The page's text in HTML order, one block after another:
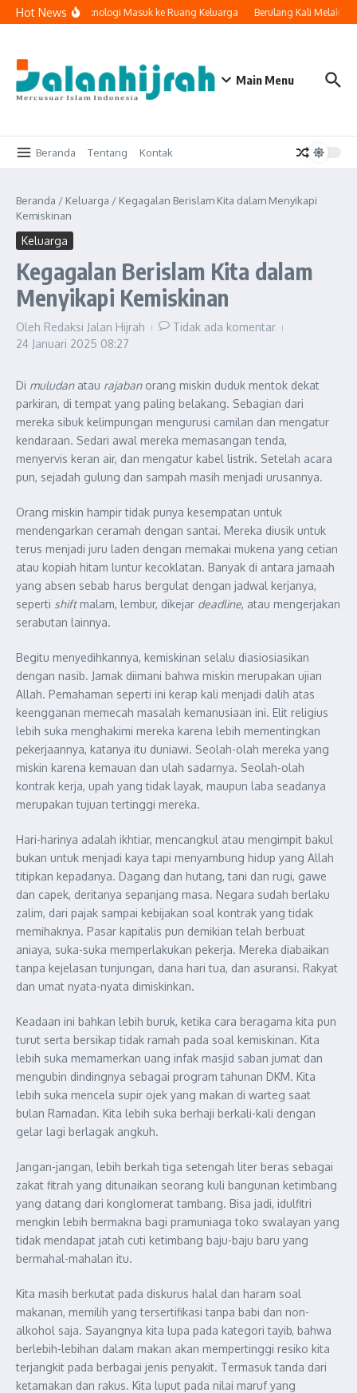
Lewati ke konten
Hot NewsKetika Teknologi Masuk ke Ruang Keluarga Berulang Kali
Main Menu
Beranda Tentang Kontak
Beranda / Keluarga / Kegagalan Berislam Kita dalam Menyikapi
Kemiskinan
Keluarga
Kegagalan Berislam Kita dalam
Menyikapi Kemiskinan
Oleh Redaksi Jalan Hijrah
Tidak ada komentar
24 Januari 2025 08:27
Di muludanatau rajabanorang miskin duduk mentok dekat
parkiran, di tempat yang paling belakang. Sebagian dari
mereka sibuk kelimpungan mengurusi camilan dan mengatur
kendaraan. Sedari awal mereka memasangan tenda,
menyervis keran air, dan mengatur kabel listrik. Setelah acara
pun, sejadah gulung dan sampah masih menjadi urusannya.
Orang miskin hampir tidak punya kesempatan untuk
mendengarkan ceramah dengan santai. Mereka diusik untuk
terus menjadi juru laden dengan memakai mukena yang cetian
atau kopiah hitam luntur kecoklatan. Banyak di antara jamaah
yang absen sebab harus bergulat dengan jadwal kerjanya,
seperti shiftmalam, lembur, dikejar deadline, atau mengerjakan
serabutan lainnya.
Begitu menyedihkannya, kemiskinan selalu diasiosiasikan
dengan nasib. Jamak diimani bahwa miskin merupakan ujian
Allah. Pemahaman seperti ini kerap kali menjadi dalih atas
keengganan memecah masalah kemanusiaan ini. Elit religius
lebih suka menghakimi mereka karena lebih mementingkan
pekerjaannya, katanya itu duniawi. Seolah-olah mereka yang
miskin karena kemauan dan ulah sadarnya. Seolah-olah
kontrak kerja, upah yang tidak layak, maupun laba seadanya
merupakan tujuan tertinggi mereka.
Hari-harinya adalah ikhtiar, mencangkul atau mengimpit bakul
bukan untuk menjadi kaya tapi menyambung hidup yang Allah
titipkan kepadanya. Dagang dan hutang, tani dan rugi, gawe
dan capek, deritanya sepanjang masa. Negara sudah berlaku
zalim, dari pajak sampai kebijakan soal kontrak yang tidak
memihaknya. Pasar kapitalis pun demikian telah berbuat
aniaya, suka-suka memperlakukan pekerja. Mereka diabaikan
tanpa kejelasan tunjungan, dana hari tua, dan asuransi. Rakyat
dan umat nyata-nyata dimiskinkan.
Keadaan ini bahkan lebih buruk, ketika cara beragama kita pun
turut serta bersikap tidak ramah pada soal kemiskinan. Kita
lebih suka memamerkan uang infak masjid saban jumat dan
mengubin dindingnya sebagai program tahunan DKM. Kita
lebih suka mencela supir ojek yang makan di warteg saat
bulan Ramadan. Kita lebih suka berhaji berkali-kali dengan
gelar lagi berlagak angkuh.
Jangan-jangan, lebih berkah tiga setengah liter beras sebagai
zakat fitrah yang ditunaikan seorang kuli bangunan ketimbang
yang datang dari konglomerat tambang. Bisa jadi, idulfitri
mengkin lebih bermakna bagi pramuniaga toko swalayan yang
tidak mendapat jatah cuti ketimbang baju-baju baru yang
bermahal-mahalan itu.
Kita masih berkutat pada diskurus halal dan haram soal
makanan, memilih yang tersertifikasi tanpa babi dan non-
alkohol saja. Sayangnya kita lupa pada kategori tayib, bahwa
berlebih-lebihan dalam makan akan mempertinggi resiko kita
terjangkit pada berbagai jenis penyakit. Termasuk tanda dari
ketamakan dan rakus. Kita luput pada nilai maruf yang